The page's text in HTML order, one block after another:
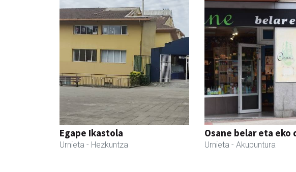
Egape Ikastola
Urnieta - Hezkuntza
Osane belar eta eko
Urnieta - Akupuntura